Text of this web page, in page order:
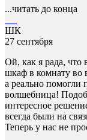
...читать до конца
ШК
27 сентября
Ой, как я рада, что
шкаф в комнату во
а реально
волшебница!
интересное
всегда были на
Теперь у нас не